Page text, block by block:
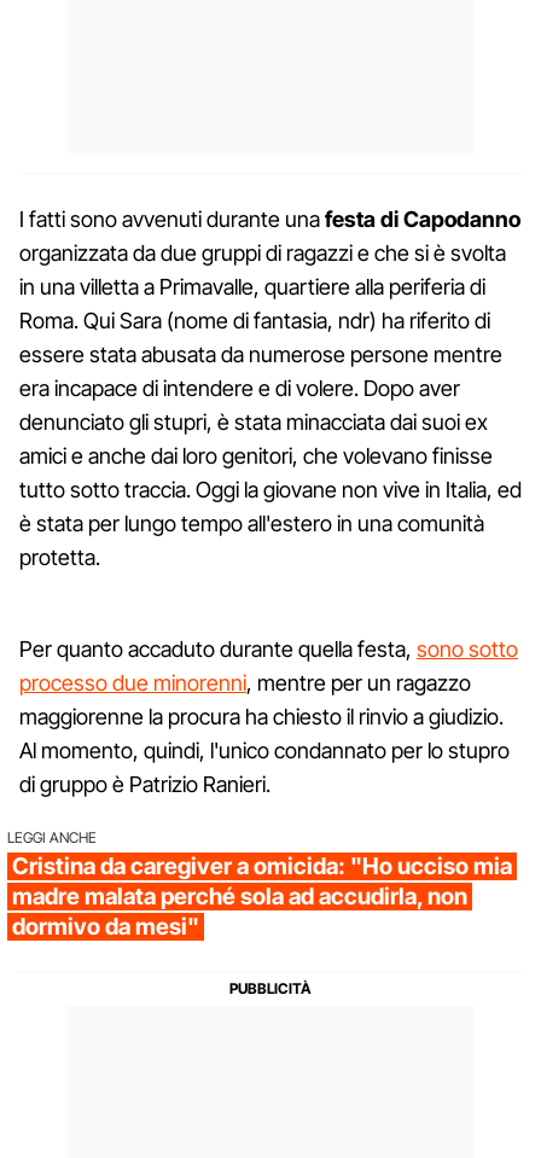
I fatti sono avvenuti durante unafesta di Capodanno
organizzata da due gruppi di ragazzi e che si è svolta
in una villetta a Primavalle, quartiere alla periferia di
Roma. Qui Sara (nome di fantasia, ndr) ha riferito di
essere stata abusata da numerose persone mentre
era incapace di intendere e di volere. Dopo aver
denunciato gli stupri, è stata minacciata dai suoi ex
amici e anche dai loro genitori, che volevano finisse
tutto sotto traccia. Oggi la giovane non vive in Italia, ed
è stata per lungo tempo all'estero in una comunità
protetta.
Per quanto accaduto durante quella festa, sono sotto
processo due minorenni, mentre per un ragazzo
maggiorenne la procura ha chiesto il rinvio a giudizio.
Al momento, quindi, l'unico condannato per lo stupro
di gruppo è Patrizio Ranieri.
LEGGI ANCHE
Cristina da caregiver a omicida: "Ho ucciso mia
madre malata perché sola ad accudirla, non
dormivo da mesi"